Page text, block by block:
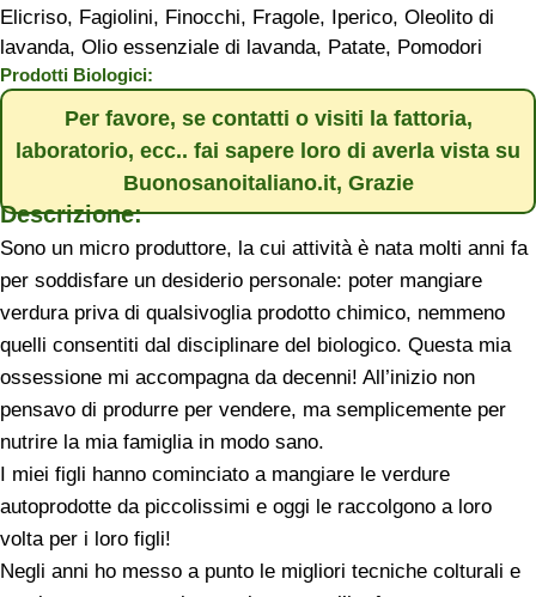
Elicriso, Fagiolini, Finocchi, Fragole, Iperico, Oleolito di
lavanda, Olio essenziale di lavanda, Patate, Pomodori
Prodotti Biologici:
Per favore, se contatti o visiti la fattoria,
laboratorio, ecc.. fai sapere loro di averla vista su
Buonosanoitaliano.it, Grazie
Descrizione:
Sono un micro produttore, la cui attività è nata molti anni fa
per soddisfare un desiderio personale: poter mangiare
verdura priva di qualsivoglia prodotto chimico, nemmeno
quelli consentiti dal disciplinare del biologico. Questa mia
ossessione mi accompagna da decenni! All’inizio non
pensavo di produrre per vendere, ma semplicemente per
nutrire la mia famiglia in modo sano.
I miei figli hanno cominciato a mangiare le verdure
autoprodotte da piccolissimi e oggi le raccolgono a loro
volta per i loro figli!
Negli anni ho messo a punto le migliori tecniche colturali e